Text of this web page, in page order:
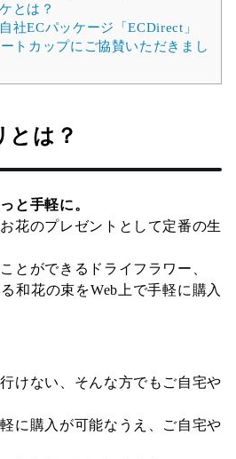
とは？
社ECパッケージ「ECDirect」
トカップにご協賛いただきまし
とは？
と手軽に。
花のプレゼントとして定番の生
とができるドライフラワー、
和花の束をWeb上で手軽に購入
けない、そんな方でもご自宅や
に購入が可能なうえ、ご自宅や